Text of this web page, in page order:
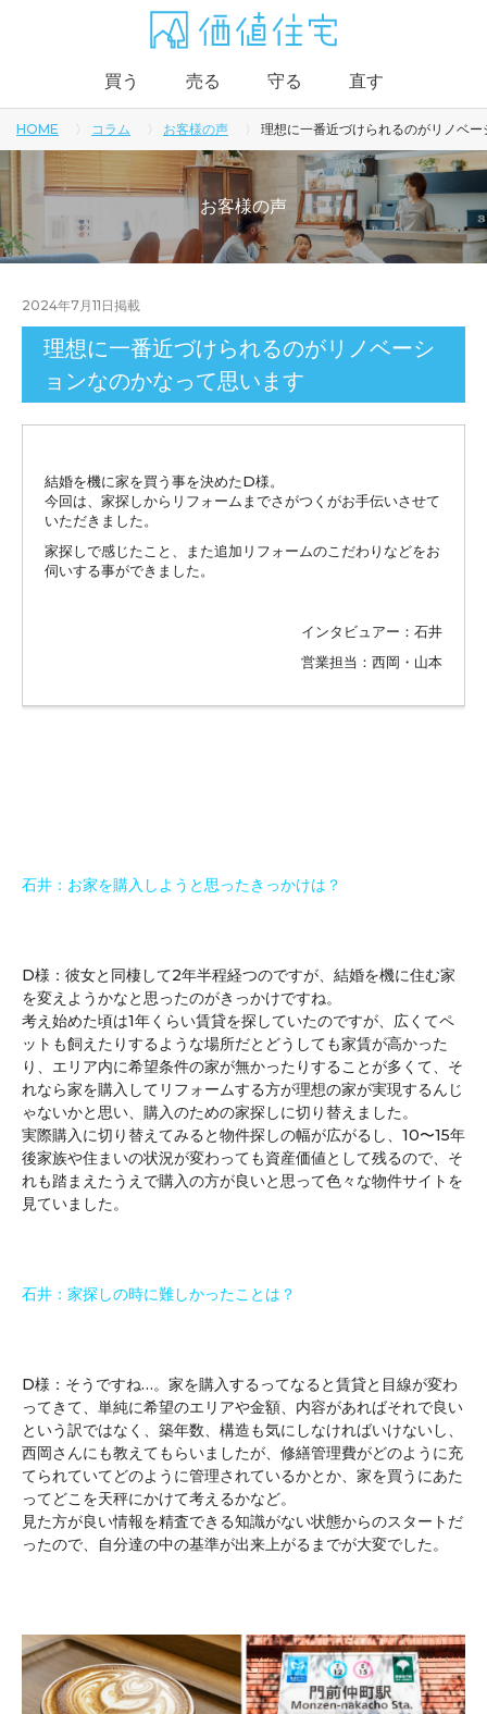
買う 売る 守る 直す
HOME コラム お客様の声 理想に一番近づけられるのがリノベ
お客様の声
2024年7月11日掲載
理想に一番近づけられるのがリノベーシ
ョンなのかなって思います
結婚を機に家を買う事を決めたD様。
今回は、家探しからリフォームまでさがつくがお手伝いさせて
いただきました。
家探しで感じたこと、また追加リフォームのこだわりなどをお
伺いする事ができました。
インタビュアー：石井
営業担当：西岡・山本
石井：お家を購入しようと思ったきっかけは？
D様：彼女と同棲して2年半程経つのですが、結婚を機に住む家
を変えようかなと思ったのがきっかけですね。
考え始めた頃は1年くらい賃貸を探していたのですが、広くてペ
ットも飼えたりするような場所だとどうしても家賃が高かった
り、エリア内に希望条件の家が無かったりすることが多くて、そ
れなら家を購入してリフォームする方が理想の家が実現するんじ
ゃないかと思い、購入のための家探しに切り替えました。
実際購入に切り替えてみると物件探しの幅が広がるし、10〜15年
後家族や住まいの状況が変わっても資産価値として残るので、そ
れも踏まえたうえで購入の方が良いと思って色々な物件サイトを
見ていました。
石井：家探しの時に難しかったことは？
D様：そうですね…。家を購入するってなると賃貸と目線が変わ
ってきて、単純に希望のエリアや金額、内容があればそれで良い
という訳ではなく、築年数、構造も気にしなければいけないし、
西岡さんにも教えてもらいましたが、修繕管理費がどのように充
てられていてどのように管理されているかとか、家を買うにあた
ってどこを天秤にかけて考えるかなど。
見た方が良い情報を精査できる知識がない状態からのスタートだ
ったので、自分達の中の基準が出来上がるまでが大変でした。